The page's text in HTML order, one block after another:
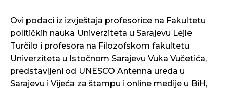
Ovi podaci iz izvještaja profesorice na Fakultetu
političkih nauka Univerziteta u Sarajevu Lejle
Turčilo i profesora na Filozofskom fakultetu
Univerziteta u Istočnom Sarajevu Vuka Vučetića,
predstavljeni od UNESCO Antenna ureda u
Sarajevu i Vijeća za štampu i online medije u BiH,